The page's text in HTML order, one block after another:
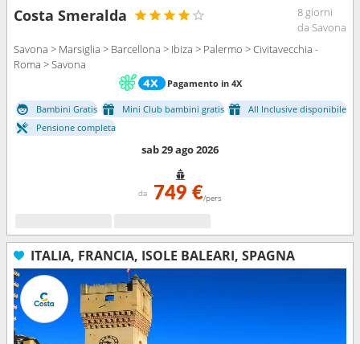
Costa Smeralda
8 giorni
da Savona
Savona > Marsiglia > Barcellona > Ibiza > Palermo > Civitavecchia -
Roma > Savona
Pagamento in 4X
Bambini Gratis Mini Club bambini gratis
All Inclusive disponibile
Pensione completa
sab 29 ago 2026
da 749 €/pers
ITALIA, FRANCIA, ISOLE BALEARI, SPAGNA